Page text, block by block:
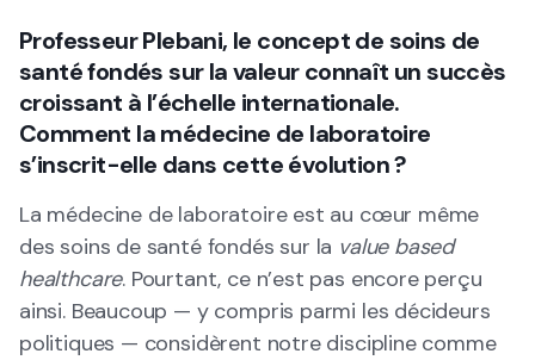
Professeur Plebani, le concept de soins de
santé fondés sur la valeur connaît un succès
croissant à l’échelle internationale.
Comment la médecine de laboratoire
s’inscrit-elle dans cette évolution ?
La médecine de laboratoire est au cœur même
des soins de santé fondés sur la value based
healthcare. Pourtant, ce n’est pas encore perçu
ainsi. Beaucoup — y compris parmi les décideurs
politiques — considèrent notre discipline comme